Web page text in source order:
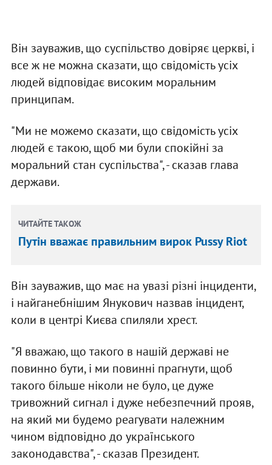
Він зауважив, що суспільство довіряє церкві, і
все ж не можна сказати, що свідомість усіх
людей відповідає високим моральним
принципам.
"Ми не можемо сказати, що свідомість усіх
людей є такою, щоб ми були спокійні за
моральний стан суспільства", - сказав глава
держави.
ЧИТАЙТЕ ТАКОЖ
Путін вважає правильним вирок Pussy Riot
Він зауважив, що має на увазі різні інциденти,
і найганебнішим Янукович назвав інцидент,
коли в центрі Києва спиляли хрест.
"Я вважаю, що такого в нашій державі не
повинно бути, і ми повинні прагнути, щоб
такого більше ніколи не було, це дуже
тривожний сигнал і дуже небезпечний прояв,
на який ми будемо реагувати належним
чином відповідно до українського
законодавства", - сказав Президент.